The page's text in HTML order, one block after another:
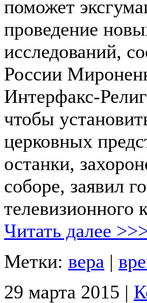
поможет
проведение
исследований,
России
Интерфакс-
чтобы
церковных
останки,
соборе, заявил
телевизионного
Читать далее
Метки: вера |
29 марта 2015 |